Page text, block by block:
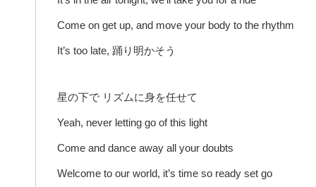
Come on get up, and move your body to the rhythm
It’s too late, 踊り明かそう
星の下で リズムに身を任せて
Yeah, never letting go of this light
Come and dance away all your doubts
Welcome to our world, it’s time so ready set go